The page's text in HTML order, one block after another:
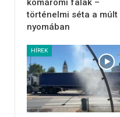
komáromi falak –
történelmi séta a múlt
nyomában
HÍREK